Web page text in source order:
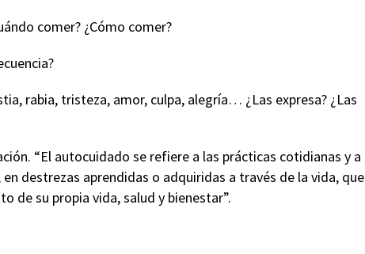
comer? ¿Cómo comer?
rabia, tristeza, amor, culpa, alegría… ¿Las expresa? ¿Las
“El autocuidado se refiere a las prácticas cotidianas y a
destrezas aprendidas o adquiridas a través de la vida, que
de su propia vida, salud y bienestar”.